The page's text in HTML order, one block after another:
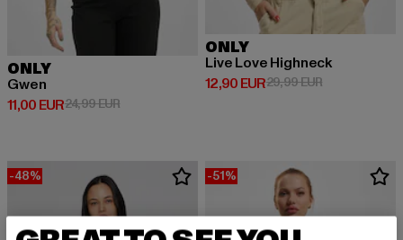
ONLY
Gwen
11,00 EUR
Derzeitiger Preis: 11,00 EUR
24,99 EURAktionspreis: 24,99 EUR
ONLY
Live Love Highneck
12,90 EUR
Derzeitiger Preis: 12,90 EUR
29,99 EURAktionspreis:
-48% -51%